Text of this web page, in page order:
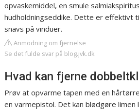
opvaskemiddel, en smule
hudholdningseddike. Dette er effektivt
snavs på vinduer.
Anmodning om fjernelse
Se det fulde svar på blog.jvk.dk
Hvad kan fjerne
Prøv at opvarme tapen med en
en varmepistol. Det kan blødgøre limen